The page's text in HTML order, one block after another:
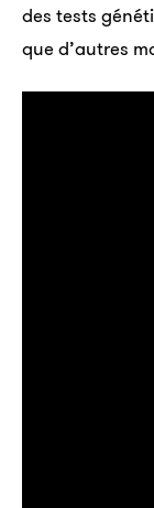
des tests
que d’autres